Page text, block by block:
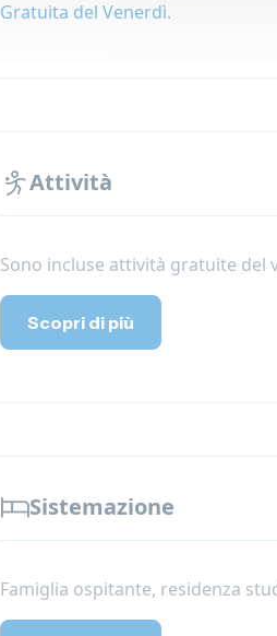
Gratuita del Venerdì.
Attività
Sono incluse attività gratuite del
Scopri di più
Sistemazione
Famiglia ospitante, residenza